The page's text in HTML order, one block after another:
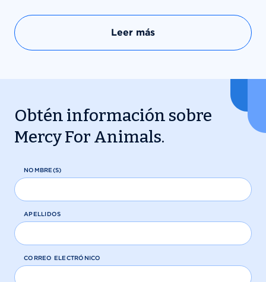
Leer más
Obtén información sobre
Mercy For Animals.